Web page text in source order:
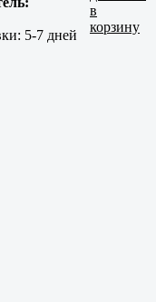
5-7 дней
в
корзину